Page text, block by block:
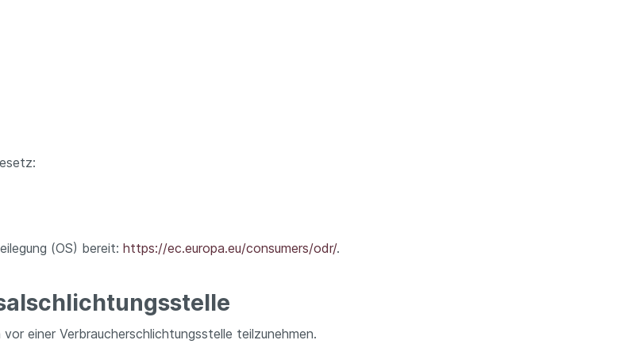
(OS) bereit: https://ec.europa.eu/consumers/odr/.
einer Verbraucherschlichtungsstelle teilzunehmen.